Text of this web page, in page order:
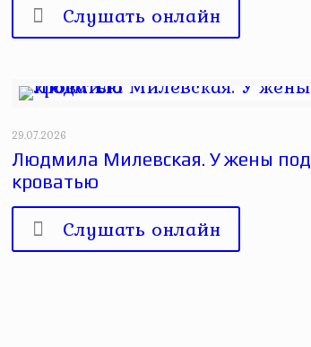
Слушать онлайн
29.07.2026
Людмила Милевская. У жены под
кроватью
Слушать онлайн